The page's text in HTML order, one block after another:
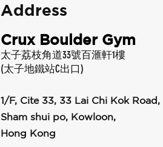
Address
1/F, Cite 33, 33 Lai Chi Kok Road,
Sham shui po, Kowloon,
Hong Kong
Crux Boulder Gym
太子荔枝角道33號百滙軒1樓
(太子地鐵站C出口)